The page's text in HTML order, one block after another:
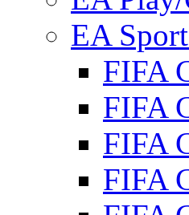
EA
FIFA
FIFA
FIFA
FIFA